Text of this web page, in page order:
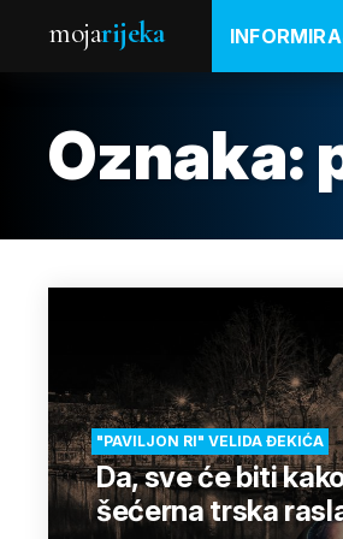
mojarijeka
Oznaka:
"PAVILJON RI" VELIDA ĐEKIĆA
Da, sve će biti
šećerna trska